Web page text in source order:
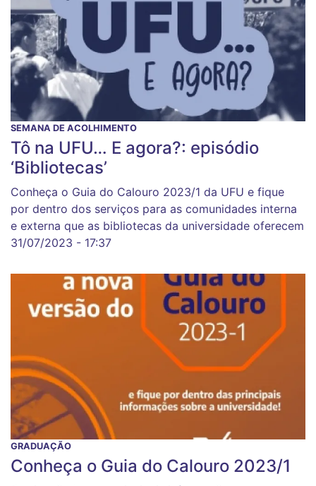
SEMANA DE ACOLHIMENTO
Tô na UFU… E agora?: episódio
‘Bibliotecas’
Conheça o Guia do Calouro 2023/1 da UFU e fique
por dentro dos serviços para as comunidades interna
e externa que as bibliotecas da universidade oferecem
31/07/2023 - 17:37
GRADUAÇÃO
Conheça o Guia do Calouro 2023/1